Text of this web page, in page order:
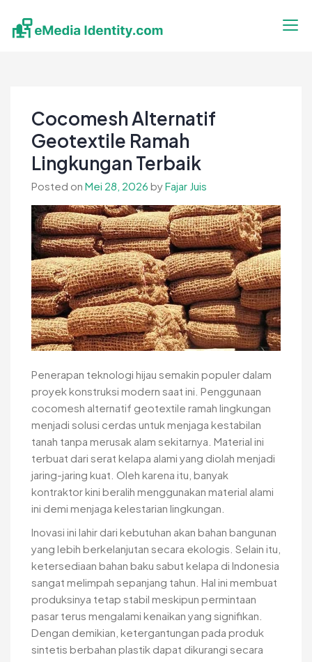
content
Cocomesh Alternatif
Geotextile Ramah
Lingkungan Terbaik
Posted on Mei 28, 2026 byFajar Juis
Penerapan teknologi hijau semakin populer dalam
proyek konstruksi modern saat ini. Penggunaan
cocomesh alternatif geotextile ramah lingkungan
menjadi solusi cerdas untuk menjaga kestabilan
tanah tanpa merusak alam sekitarnya. Material ini
terbuat dari serat kelapa alami yang diolah menjadi
jaring-jaring kuat. Oleh karena itu, banyak
kontraktor kini beralih menggunakan material alami
ini demi menjaga kelestarian lingkungan.
Inovasi ini lahir dari kebutuhan akan bahan bangunan
yang lebih berkelanjutan secara ekologis. Selain itu,
ketersediaan bahan baku sabut kelapa di Indonesia
sangat melimpah sepanjang tahun. Hal ini membuat
produksinya tetap stabil meskipun permintaan
pasar terus mengalami kenaikan yang signifikan.
Dengan demikian, ketergantungan pada produk
sintetis berbahan plastik dapat dikurangi secara